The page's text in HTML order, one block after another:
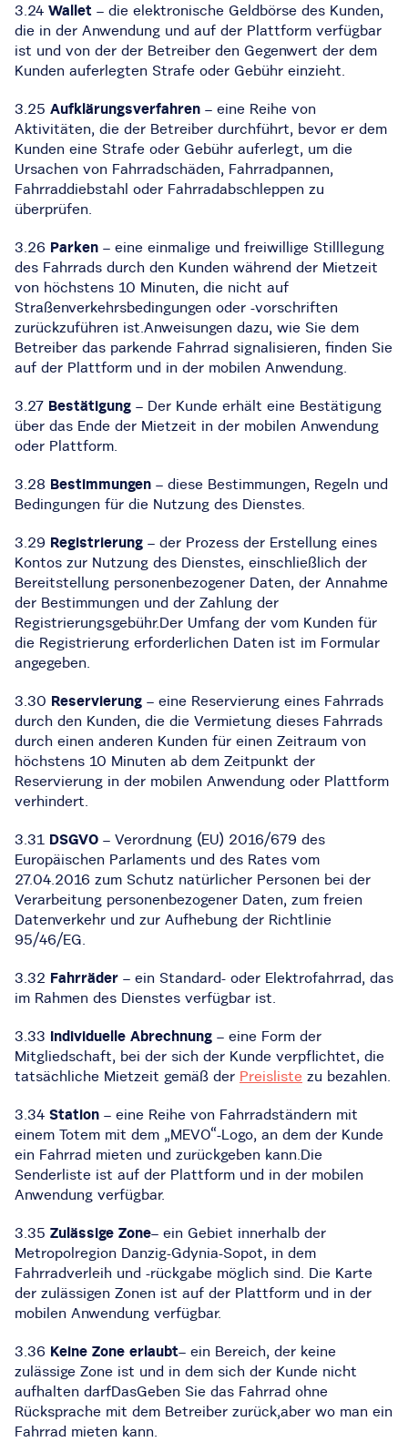
3.24 Wallet – die elektronische Geldbörse des Kunden,
die in der Anwendung und auf der Plattform verfügbar
ist und von der der Betreiber den Gegenwert der dem
Kunden auferlegten Strafe oder Gebühr einzieht.
3.25 Aufklärungsverfahren – eine Reihe von
Aktivitäten, die der Betreiber durchführt, bevor er dem
Kunden eine Strafe oder Gebühr auferlegt, um die
Ursachen von Fahrradschäden, Fahrradpannen,
Fahrraddiebstahl oder Fahrradabschleppen zu
überprüfen.
3.26 Parken – eine einmalige und freiwillige Stilllegung
des Fahrrads durch den Kunden während der Mietzeit
von höchstens 10 Minuten, die nicht auf
Straßenverkehrsbedingungen oder -vorschriften
zurückzuführen ist.Anweisungen dazu, wie Sie dem
Betreiber das parkende Fahrrad signalisieren, finden Sie
auf der Plattform und in der mobilen Anwendung.
3.27 Bestätigung – Der Kunde erhält eine Bestätigung
über das Ende der Mietzeit in der mobilen Anwendung
oder Plattform.
3.28 Bestimmungen – diese Bestimmungen, Regeln und
Bedingungen für die Nutzung des Dienstes.
3.29 Registrierung – der Prozess der Erstellung eines
Kontos zur Nutzung des Dienstes, einschließlich der
Bereitstellung personenbezogener Daten, der Annahme
der Bestimmungen und der Zahlung der
Registrierungsgebühr.Der Umfang der vom Kunden für
die Registrierung erforderlichen Daten ist im Formular
angegeben.
3.30 Reservierung – eine Reservierung eines Fahrrads
durch den Kunden, die die Vermietung dieses Fahrrads
durch einen anderen Kunden für einen Zeitraum von
höchstens 10 Minuten ab dem Zeitpunkt der
Reservierung in der mobilen Anwendung oder Plattform
verhindert.
3.31 DSGVO – Verordnung (EU) 2016/679 des
Europäischen Parlaments und des Rates vom
27.04.2016 zum Schutz natürlicher Personen bei der
Verarbeitung personenbezogener Daten, zum freien
Datenverkehr und zur Aufhebung der Richtlinie
95/46/EG.
3.32 Fahrräder – ein Standard- oder Elektrofahrrad, das
im Rahmen des Dienstes verfügbar ist.
3.33 Individuelle Abrechnung – eine Form der
Mitgliedschaft, bei der sich der Kunde verpflichtet, die
tatsächliche Mietzeit gemäß der Preisliste zu bezahlen.
3.34 Station – eine Reihe von Fahrradständern mit
einem Totem mit dem „MEVO“-Logo, an dem der Kunde
ein Fahrrad mieten und zurückgeben kann.Die
Senderliste ist auf der Plattform und in der mobilen
Anwendung verfügbar.
3.35 Zulässige Zone– ein Gebiet innerhalb der
Metropolregion Danzig-Gdynia-Sopot, in dem
Fahrradverleih und -rückgabe möglich sind. Die Karte
der zulässigen Zonen ist auf der Plattform und in der
mobilen Anwendung verfügbar.
3.36 Keine Zone erlaubt– ein Bereich, der keine
zulässige Zone ist und in dem sich der Kunde nicht
aufhalten darfDasGeben Sie das Fahrrad ohne
Rücksprache mit dem Betreiber zurück,aber wo man ein
Fahrrad mieten kann.